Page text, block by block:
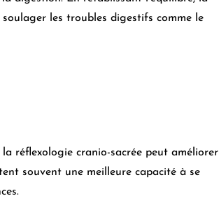
les troubles digestifs comme le
réflexologie cranio-sacrée peut améliorer
souvent une meilleure capacité à se